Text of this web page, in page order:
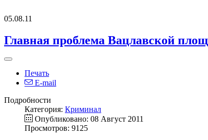
05.08.11
Главная проблема Вацлавской
Печать
E-mail
Подробности
Категория: Криминал
Опубликовано: 08 Август 2011
Просмотров: 9125